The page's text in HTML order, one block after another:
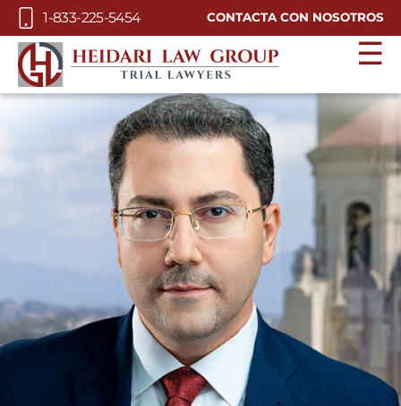
Skip to Main Content
1-833-225-5454 CONTACTA CON NOSOTROS
☰